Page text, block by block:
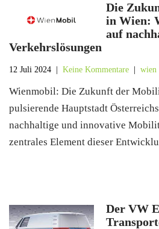
Die
in Wien:
auf
Verkehrslösungen
12 Juli 2024 Keine Kommentare wien
Wienmobil: Die Zukunft der
pulsierende Hauptstadt
nachhaltige und innovative
zentrales Element dieser
Der VW